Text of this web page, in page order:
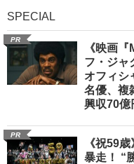
SPECIAL
PR
《映画
フ・ジャ
オフィシ
名優、複
興収70億
PR
《祝59
暴走！ “